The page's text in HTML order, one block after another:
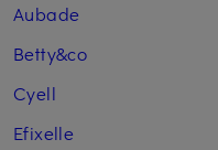
Aubade
Betty&co
Cyell
Efixelle